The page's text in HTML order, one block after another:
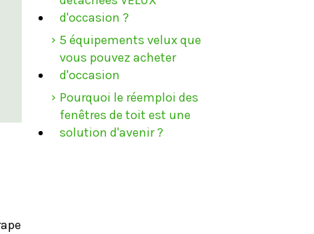
d'occasion ?
5 équipements velux que
vous pouvez acheter
d'occasion
Pourquoi le réemploi des
fenêtres de toit est une
solution d'avenir ?